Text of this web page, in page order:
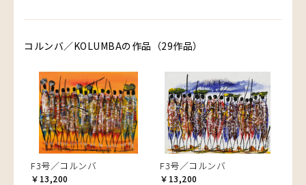
コルンバ／KOLUMBAの作品（29作品）
F3号／コルンバ
￥13,200
F3号／コルンバ
￥13,200